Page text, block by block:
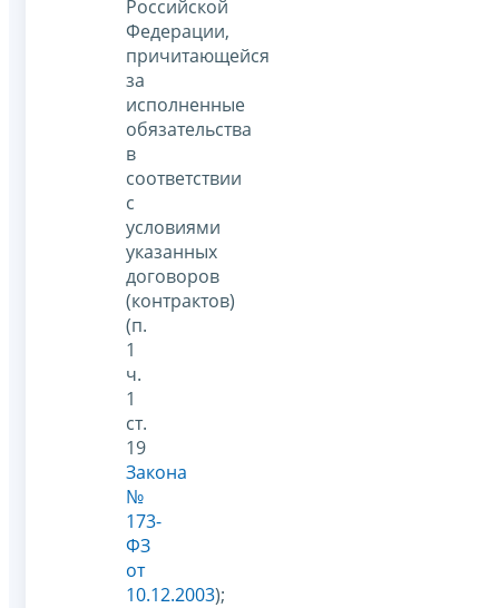
Российской
Федерации,
причитающейся
за
исполненные
обязательства
в
соответствии
с
условиями
указанных
договоров
(контрактов)
(п.
1
ч.
1
ст.
19
Закона
№
173-
ФЗ
от
10.12.2003);